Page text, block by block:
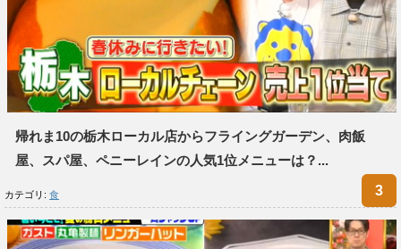
帰れま10の栃木ローカル店からフライングガーデン、肉飯
屋、スパ屋、ペニーレインの人気1位メニューは？...
カテゴリ: 食